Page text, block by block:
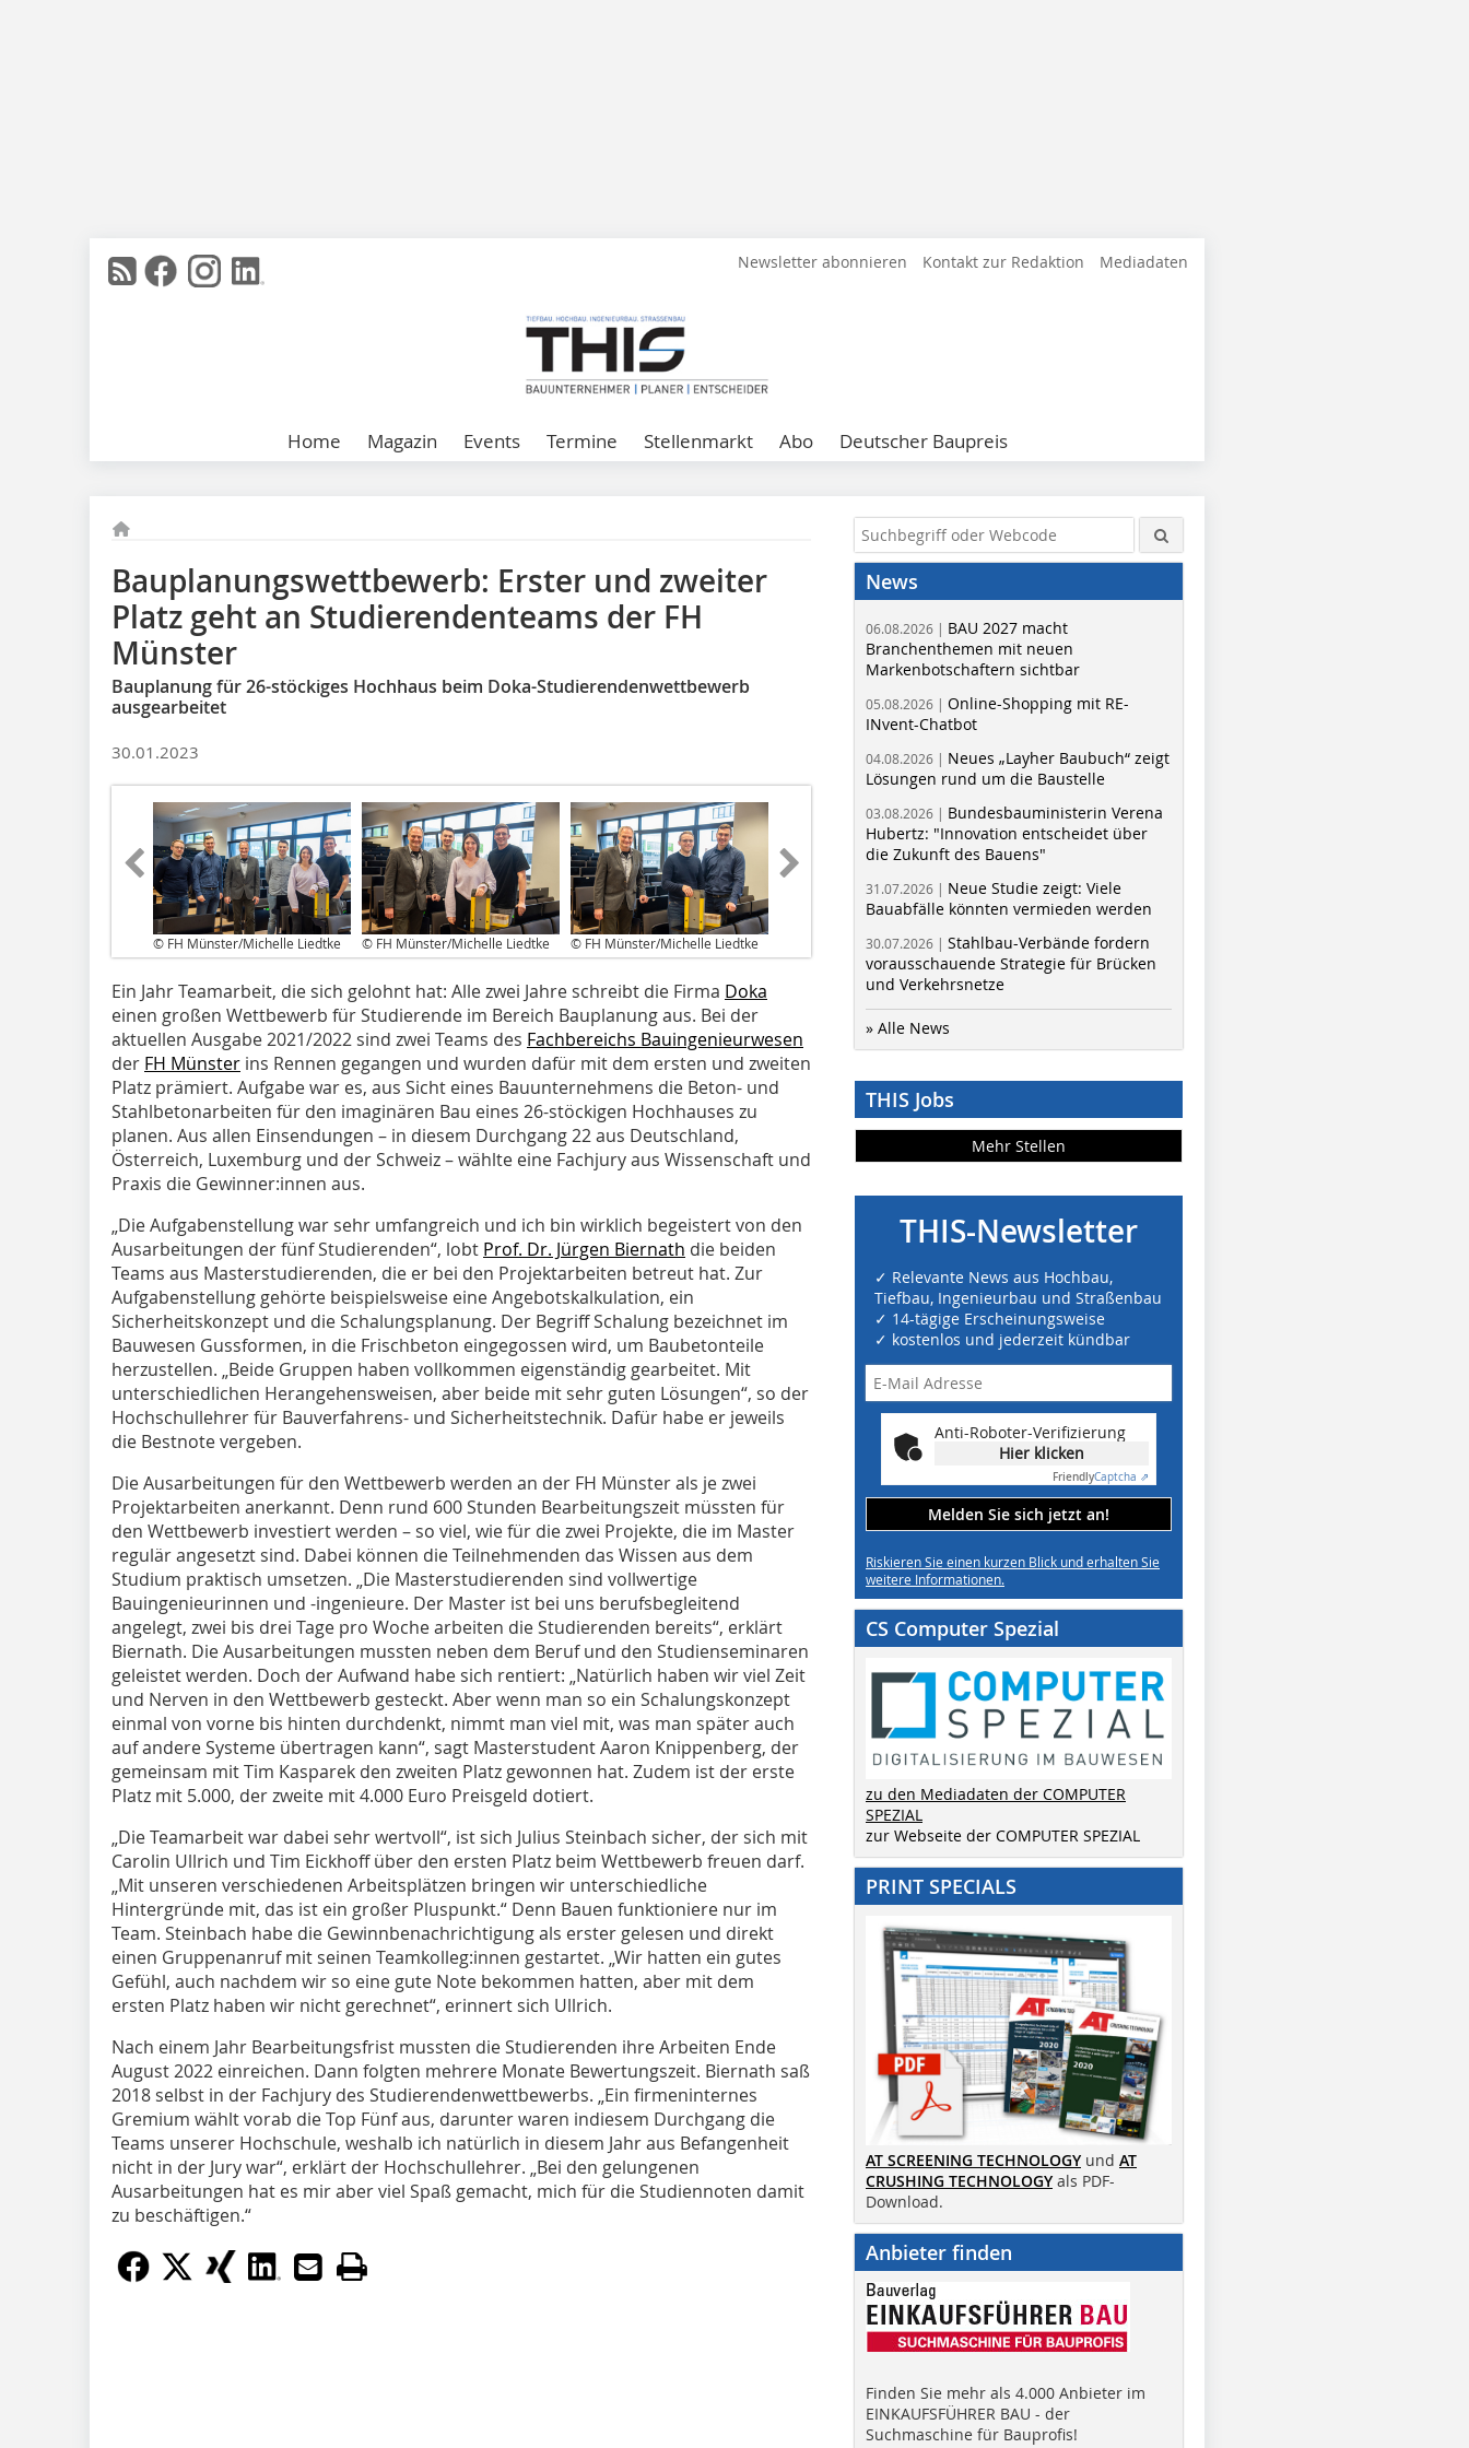
Newsletter abonnieren Kontakt zur Redaktion Mediadaten
Home Magazin Events Termine Stellenmarkt Abo Deutscher Baupreis
Bauplanungswettbewerb: Erster und zweiter
Platz geht an Studierendenteams der FH
Münster
Bauplanung für 26-stöckiges Hochhaus beim Doka-Studierendenwettbewerb
ausgearbeitet
30.01.2023
© FH Münster/Michelle Liedtke © FH Münster/Michelle Liedtke © FH Münster/Michelle Liedtke
Ein Jahr Teamarbeit, die sich gelohnt hat: Alle zwei Jahre schreibt die Firma Doka
einen großen Wettbewerb für Studierende im Bereich Bauplanung aus. Bei der
aktuellen Ausgabe 2021/2022 sind zwei Teams des Fachbereichs Bauingenieurwesen
der FH Münster ins Rennen gegangen und wurden dafür mit dem ersten und zweiten
Platz prämiert. Aufgabe war es, aus Sicht eines Bauunternehmens die Beton- und
Stahlbetonarbeiten für den imaginären Bau eines 26-stöckigen Hochhauses zu
planen. Aus allen Einsendungen – in diesem Durchgang 22 aus Deutschland,
Österreich, Luxemburg und der Schweiz – wählte eine Fachjury aus Wissenschaft und
Praxis die Gewinner:innen aus.
„Die Aufgabenstellung war sehr umfangreich und ich bin wirklich begeistert von den
Ausarbeitungen der fünf Studierenden“, lobt Prof. Dr. Jürgen Biernath die beiden
Teams aus Masterstudierenden, die er bei den Projektarbeiten betreut hat. Zur
Aufgabenstellung gehörte beispielsweise eine Angebotskalkulation, ein
Sicherheitskonzept und die Schalungsplanung. Der Begriff Schalung bezeichnet im
Bauwesen Gussformen, in die Frischbeton eingegossen wird, um Baubetonteile
herzustellen. „Beide Gruppen haben vollkommen eigenständig gearbeitet. Mit
unterschiedlichen Herangehensweisen, aber beide mit sehr guten Lösungen“, so der
Hochschullehrer für Bauverfahrens- und Sicherheitstechnik. Dafür habe er jeweils
die Bestnote vergeben.
Die Ausarbeitungen für den Wettbewerb werden an der FH Münster als je zwei
Projektarbeiten anerkannt. Denn rund 600 Stunden Bearbeitungszeit müssten für
den Wettbewerb investiert werden – so viel, wie für die zwei Projekte, die im Master
regulär angesetzt sind. Dabei können die Teilnehmenden das Wissen aus dem
Studium praktisch umsetzen. „Die Masterstudierenden sind vollwertige
Bauingenieurinnen und -ingenieure. Der Master ist bei uns berufsbegleitend
angelegt, zwei bis drei Tage pro Woche arbeiten die Studierenden bereits“, erklärt
Biernath. Die Ausarbeitungen mussten neben dem Beruf und den Studienseminaren
geleistet werden. Doch der Aufwand habe sich rentiert: „Natürlich haben wir viel Zeit
und Nerven in den Wettbewerb gesteckt. Aber wenn man so ein Schalungskonzept
einmal von vorne bis hinten durchdenkt, nimmt man viel mit, was man später auch
auf andere Systeme übertragen kann“, sagt Masterstudent Aaron Knippenberg, der
gemeinsam mit Tim Kasparek den zweiten Platz gewonnen hat. Zudem ist der erste
Platz mit 5.000, der zweite mit 4.000 Euro Preisgeld dotiert.
„Die Teamarbeit war dabei sehr wertvoll“, ist sich Julius Steinbach sicher, der sich mit
Carolin Ullrich und Tim Eickhoff über den ersten Platz beim Wettbewerb freuen darf.
„Mit unseren verschiedenen Arbeitsplätzen bringen wir unterschiedliche
Hintergründe mit, das ist ein großer Pluspunkt.“ Denn Bauen funktioniere nur im
Team. Steinbach habe die Gewinnbenachrichtigung als erster gelesen und direkt
einen Gruppenanruf mit seinen Teamkolleg:innen gestartet. „Wir hatten ein gutes
Gefühl, auch nachdem wir so eine gute Note bekommen hatten, aber mit dem
ersten Platz haben wir nicht gerechnet“, erinnert sich Ullrich.
Nach einem Jahr Bearbeitungsfrist mussten die Studierenden ihre Arbeiten Ende
August 2022 einreichen. Dann folgten mehrere Monate Bewertungszeit. Biernath saß
2018 selbst in der Fachjury des Studierendenwettbewerbs. „Ein firmeninternes
Gremium wählt vorab die Top Fünf aus, darunter waren indiesem Durchgang die
Teams unserer Hochschule, weshalb ich natürlich in diesem Jahr aus Befangenheit
nicht in der Jury war“, erklärt der Hochschullehrer. „Bei den gelungenen
Ausarbeitungen hat es mir aber viel Spaß gemacht, mich für die Studiennoten damit
zu beschäftigen.“
News
06.08.2026 | BAU 2027 macht
Branchenthemen mit neuen
Markenbotschaftern sichtbar
05.08.2026 | Online-Shopping mit RE-
INvent-Chatbot
04.08.2026 | Neues „Layher Baubuch“ zeigt
Lösungen rund um die Baustelle
03.08.2026 | Bundesbauministerin Verena
Hubertz: "Innovation entscheidet über
die Zukunft des Bauens"
31.07.2026 | Neue Studie zeigt: Viele
Bauabfälle könnten vermieden werden
30.07.2026 | Stahlbau-Verbände fordern
vorausschauende Strategie für Brücken
und Verkehrsnetze
» Alle News
THIS Jobs
Mehr Stellen
THIS-Newsletter
✓ Relevante News aus Hochbau,
Tiefbau, Ingenieurbau und Straßenbau
✓ 14-tägige Erscheinungsweise
✓ kostenlos und jederzeit kündbar
Anti-Roboter-Verifizierung
Hier klicken
FriendlyCaptcha ⇗
Melden Sie sich jetzt an!
Riskieren Sie einen kurzen Blick und erhalten Sie
weitere Informationen.
CS Computer Spezial
zu den Mediadaten der COMPUTER
SPEZIAL
zur Webseite der COMPUTER SPEZIAL
PRINT SPECIALS
AT SCREENING TECHNOLOGY und AT
CRUSHING TECHNOLOGY als PDF-
Download.
Anbieter finden
Finden Sie mehr als 4.000 Anbieter im
EINKAUFSFÜHRER BAU - der
Suchmaschine für Bauprofis!